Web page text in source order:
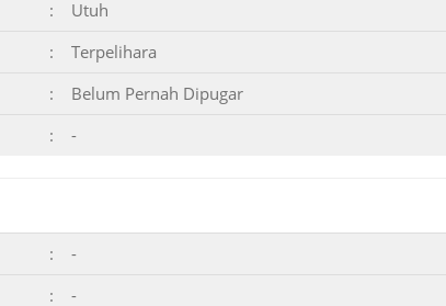
:
Utuh
:
Terpelihara
:
Belum Pernah Dipugar
: -
:
-
:
-